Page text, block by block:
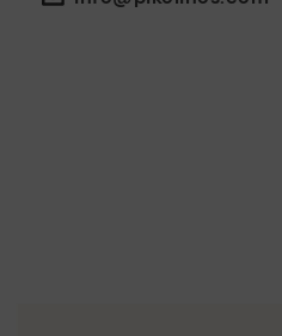
afvalstoffen te produceren